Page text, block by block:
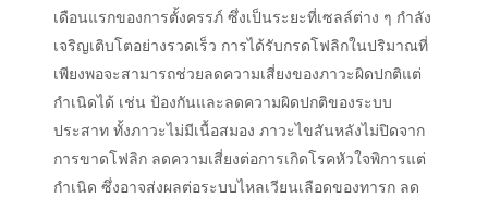
เดือนแรกของการตั้งครรภ์ ซึ่งเป็นระยะที่เซลล์ต่าง ๆ กำลัง
เจริญเติบโตอย่างรวดเร็ว การได้รับกรดโฟลิกในปริมาณที่
เพียงพอจะสามารถช่วยลดความเสี่ยงของภาวะผิดปกติแต่
กำเนิดได้ เช่น ป้องกันและลดความผิดปกติของระบบ
ประสาท ทั้งภาวะไม่มีเนื้อสมอง ภาวะไขสันหลังไม่ปิดจาก
การขาดโฟลิก ลดความเสี่ยงต่อการเกิดโรคหัวใจพิการแต่
กำเนิด ซึ่งอาจส่งผลต่อระบบไหลเวียนเลือดของทารก ลด